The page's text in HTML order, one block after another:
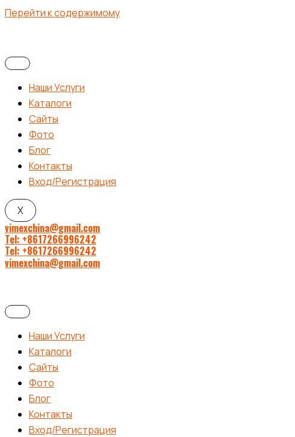
Перейти к содержимому
Наши Услуги
Каталоги
Сайты
Фото
Блог
Контакты
Вход/Регистрация
X
vimexchina@gmail.com
Tel: +8617266996242
Tel: +8617266996242
vimexchina@gmail.com
Наши Услуги
Каталоги
Сайты
Фото
Блог
Контакты
Вход/Регистрация